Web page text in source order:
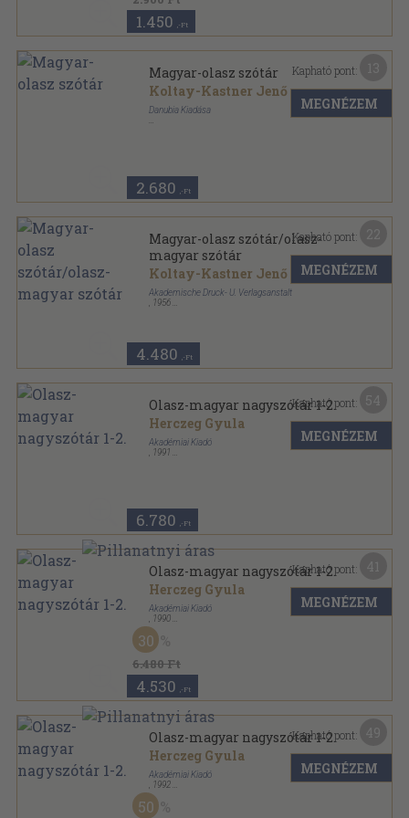
1.450 ,-Ft
Magyar-olasz szótár
Koltay-Kastner Jenő
Danubia Kiadása
2.680 ,-Ft
Kapható pont:
MEGNÉZEM
Magyar-olasz szótár/olasz-
magyar szótár
Koltay-Kastner Jenő
Akademische Druck- U. Verlagsanstalt
1956
4.480 ,-Ft
Kapható pont:
MEGNÉZEM
Olasz-magyar nagyszótár 1-2.
Herczeg Gyula
Akadémiai Kiadó
1991
6.780 ,-Ft
Kapható pont:
MEGNÉZEM
Olasz-magyar nagyszótár 1-2.
Herczeg Gyula
Akadémiai Kiadó
1990
Vászon
6.480 Ft
30
4.530 ,-Ft
Kapható pont:
MEGNÉZEM
Olasz-magyar nagyszótár 1-2.
Herczeg Gyula
Akadémiai Kiadó
1992
Vászon
50
Kapható pont:
MEGNÉZEM